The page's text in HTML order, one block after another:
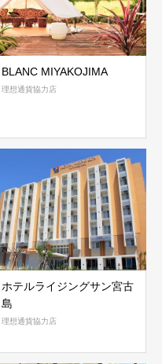
BLANC MIYAKOJIMA
理想通貨協力店
ホテルライジングサン宮古
島
理想通貨協力店